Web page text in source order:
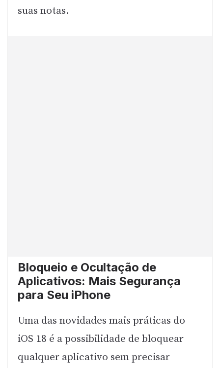
suas notas.
Bloqueio e Ocultação de
Aplicativos: Mais Segurança
para Seu iPhone
Uma das novidades mais práticas do
iOS 18 é a possibilidade de bloquear
qualquer aplicativo sem precisar